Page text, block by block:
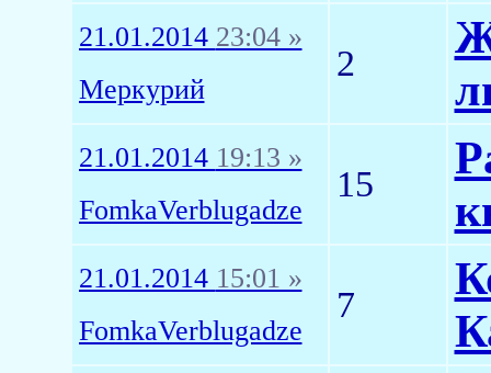
21.01.2014 23:04 »
Меркурий
2
21.01.2014 19:13 »
FomkaVerblugadze
15
21.01.2014 15:01 »
FomkaVerblugadze
7